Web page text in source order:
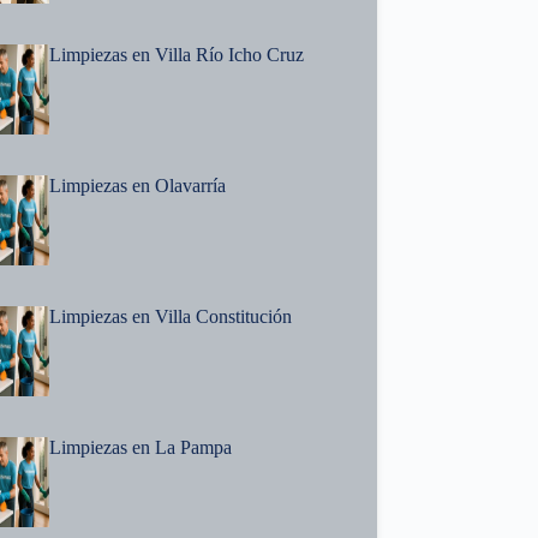
Limpiezas en Villa Río Icho Cruz
Limpiezas en Olavarría
Limpiezas en Villa Constitución
Limpiezas en La Pampa